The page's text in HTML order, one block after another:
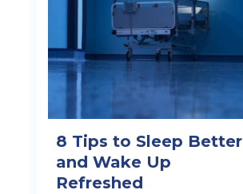
8 Tips to Sleep Better
and Wake Up
Refreshed